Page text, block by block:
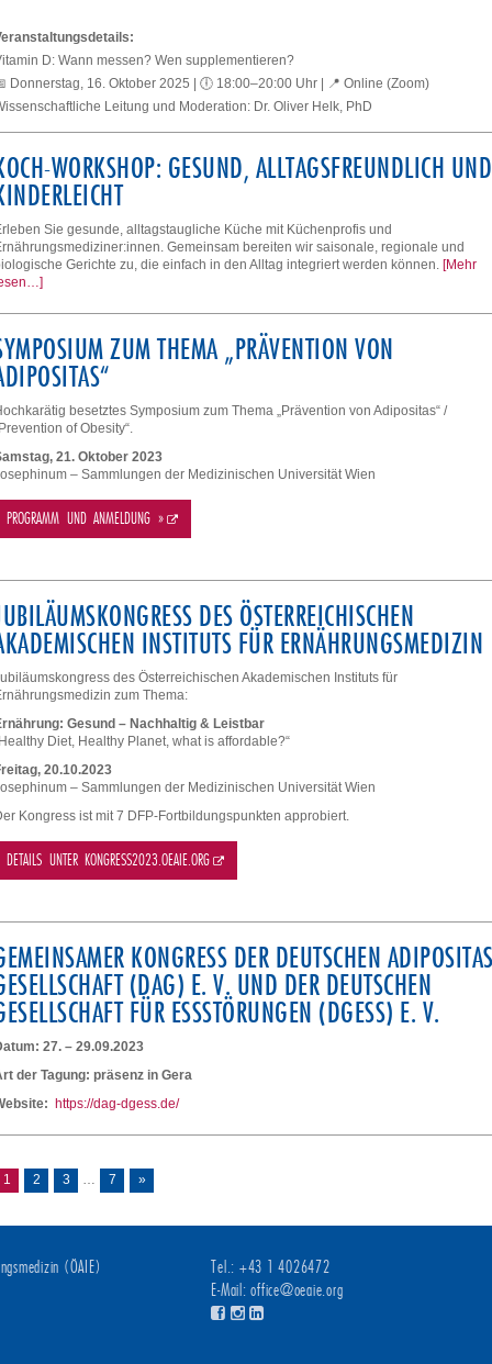
D: Wann messen? Wen supplementieren?
Donnerstag, 16. Oktober 2025 | 🕕 18:00–20:00 Uhr | 📍 Online (Zoom)
Leitung und Moderation: Dr. Oliver Helk, PhD
WORKSHOP: GESUND, ALLTAGSFREUNDLICH UND
Sie gesunde, alltagstaugliche Küche mit Küchenprofis und
Gemeinsam bereiten wir saisonale, regionale und
Gerichte zu, die einfach in den Alltag integriert werden können. [Mehr
ZUM THEMA „PRÄVENTION VON
besetztes Symposium zum Thema „Prävention von Adipositas“ /
of Obesity“.
21. Oktober 2023
– Sammlungen der Medizinischen Universität Wien
PROGRAMM UND ANMELDUNG »
DES ÖSTERREICHISCHEN
INSTITUTS FÜR ERNÄHRUNGSMEDIZIN
des Österreichischen Akademischen Instituts für
zum Thema:
Gesund – Nachhaltig & Leistbar
Diet, Healthy Planet, what is affordable?“
20.10.2023
– Sammlungen der Medizinischen Universität Wien
Kongress ist mit 7 DFP-Fortbildungspunkten approbiert.
DETAILS UNTER KONGRESS2023.OEAIE.ORG
KONGRESS DER DEUTSCHEN
(DAG) E. V. UND DER DEUTSCHEN
FÜR ESSSTÖRUNGEN (DGESS) E. V.
27. – 29.09.2023
der Tagung: präsenz in Gera
https://dag-dgess.de/
1 2 3 … 7 »
(ÖAIE)
Tel.: +43 1 4026472
E-Mail:office@oeaie.org